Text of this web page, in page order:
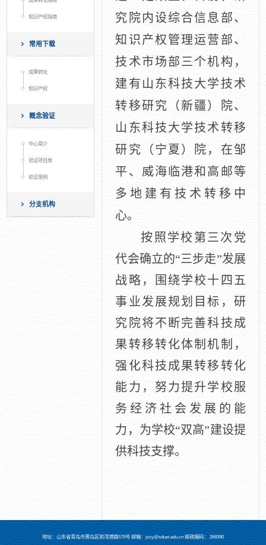
知识产权指南
常用下载
成果转化
知识产权
概念验证
中心简介
验证项目库
验证案例
分支机构
究院内设综合信息部、
知识产权管理运营部、
技术市场部三个机构，
建有山东科技大学技术
转移研究（新疆）院、
山东科技大学技术转移
研究（宁夏）院，在邹
平、威海临港和高邮等
多地建有技术转移中
心。
按照学校第三次党
代会确立的“三步走”发展
战略，围绕学校十四五
事业发展规划目标，研
究院将不断完善科技成
果转移转化体制机制，
强化科技成果转移转化
能力，努力提升学校服
务经济社会发展的能
力，为学校“双高”建设提
供科技支撑。
地址：山东省青岛市黄岛区前湾港路579号 邮箱：jszy@sdust.edu.cn 邮政编码： 266590